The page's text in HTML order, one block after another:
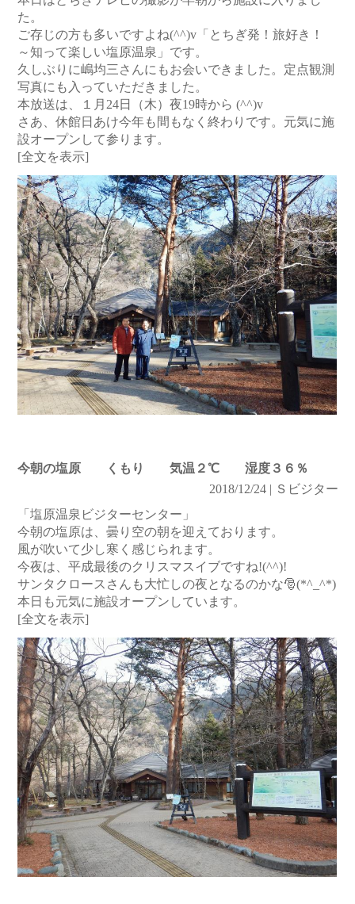
た。
ご存じの方も多いですよね(^^)v「とちぎ発！旅好き！
～知って楽しい塩原温泉」です。
久しぶりに嶋均三さんにもお会いできました。定点観測
写真にも入っていただきました。
本放送は、１月24日（木）夜19時から (^^)v
さあ、休館日あけ今年も間もなく終わりです。元気に施
設オープンして参ります。
[全文を表示]
今朝の塩原 くもり 気温２℃ 湿度３６％
2018/12/24 | Ｓビジター
「塩原温泉ビジターセンター」
今朝の塩原は、曇り空の朝を迎えております。
風が吹いて少し寒く感じられます。
今夜は、平成最後のクリスマスイブですね!(^^)!
サンタクロースさんも大忙しの夜となるのかな🎅(*^_^*)
本日も元気に施設オープンしています。
[全文を表示]